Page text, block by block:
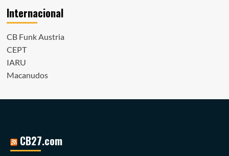
Internacional
CB Funk Austria
CEPT
IARU
Macanudos
CB27.com